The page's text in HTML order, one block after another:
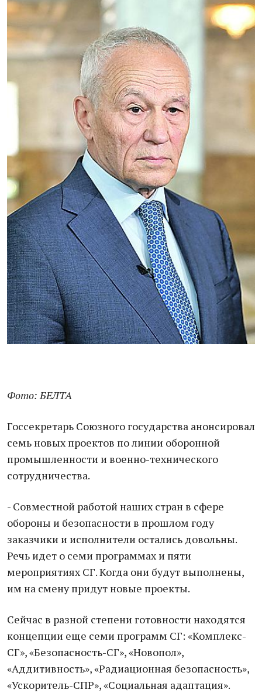
Фото: БЕЛТА
Госсекретарь Союзного государства анонсировал
семь новых проектов по линии оборонной
промышленности и военно-технического
сотрудничества.
- Совместной работой наших стран в сфере
обороны и безопасности в прошлом году
заказчики и исполнители остались довольны.
Речь идет о семи программах и пяти
мероприятиях СГ. Когда они будут выполнены,
им на смену придут новые проекты.
Сейчас в разной степени готовности находятся
концепции еще семи программ СГ: «Комплекс-
СГ», «Безопасность-СГ», «Новопол»,
«Аддитивность», «Радиационная безопасность»,
«Ускоритель-СПР», «Социальная адаптация».